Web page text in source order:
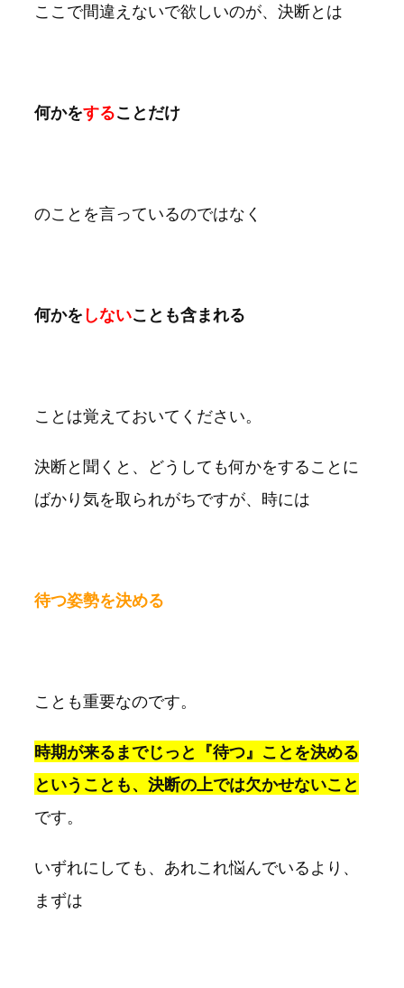
ここで間違えないで欲しいのが、決断とは
何かをすることだけ
のことを言っているのではなく
何かを しないことも含まれる
ことは覚えておいてください。
決断と聞くと、どうしても何かをすることに
ばかり気を取られがちですが、時には
待つ姿勢を決める
ことも重要なのです。
時期が来るまでじっと『待つ』ことを決める
ということも、決断の上では欠かせないこと
です。
いずれにしても、あれこれ悩んでいるより、
まずは